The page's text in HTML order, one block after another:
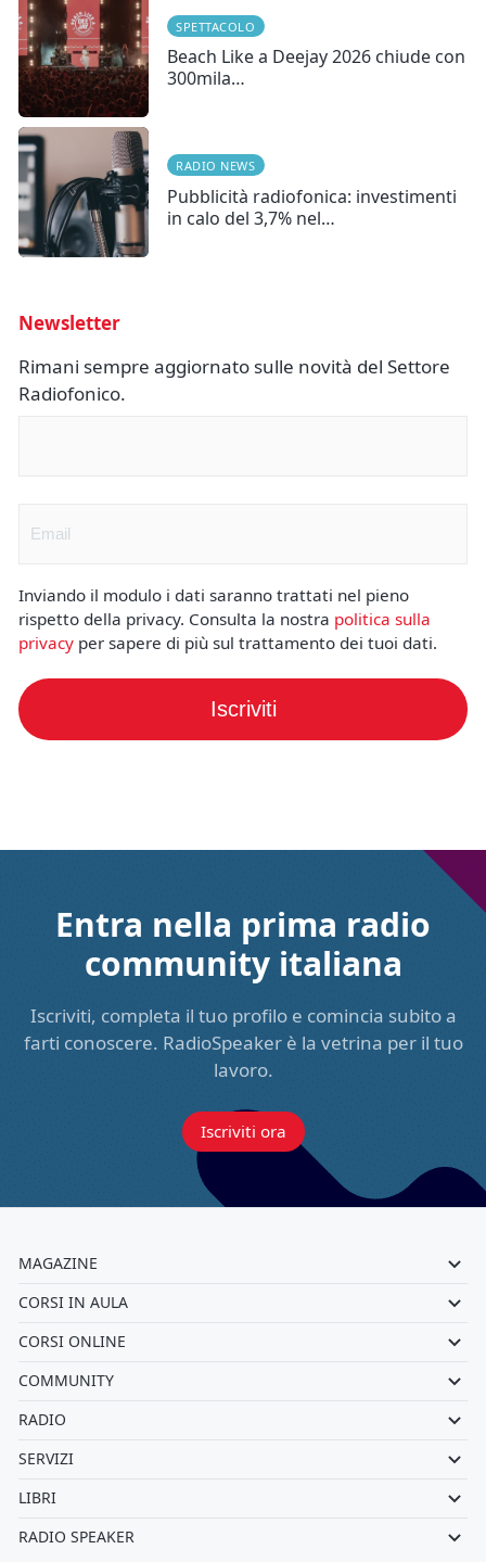
SPETTACOLO
Beach Like a Deejay 2026 chiude con
300mila…
RADIO NEWS
Pubblicità radiofonica: investimenti
in calo del 3,7% nel…
Newsletter
Rimani sempre aggiornato sulle novità del Settore
Radiofonico.
Inviando il modulo i dati saranno trattati nel pieno
rispetto della privacy. Consulta la nostra politica sulla
privacy per sapere di più sul trattamento dei tuoi dati.
Iscriviti
Entra nella prima radio
community italiana
Iscriviti, completa il tuo profilo e comincia subito a
farti conoscere. RadioSpeaker è la vetrina per il tuo
lavoro.
Iscriviti ora
MAGAZINE
CORSI IN AULA
CORSI ONLINE
COMMUNITY
RADIO
SERVIZI
LIBRI
RADIO SPEAKER